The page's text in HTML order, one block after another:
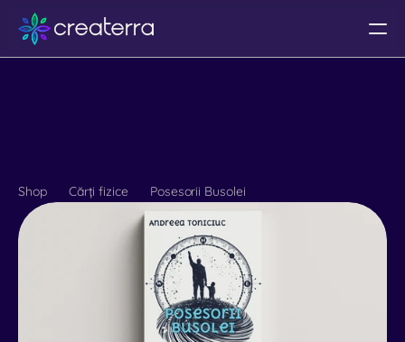
Partnership
Shop Cărți fizice Posesorii Busolei